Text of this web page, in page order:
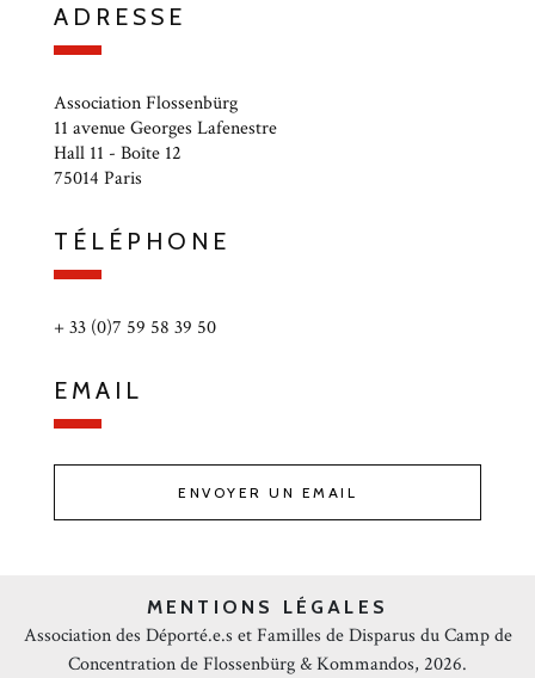
ADRESSE
Association Flossenbürg
11 avenue Georges Lafenestre
Hall 11 - Boîte 12
75014 Paris
TÉLÉPHONE
+ 33 (0)7 59 58 39 50
EMAIL
ENVOYER UN EMAIL
MENTIONS LÉGALES
Association des Déporté.e.s et Familles de Disparus du Camp de
Concentration de Flossenbürg & Kommandos, 2026.